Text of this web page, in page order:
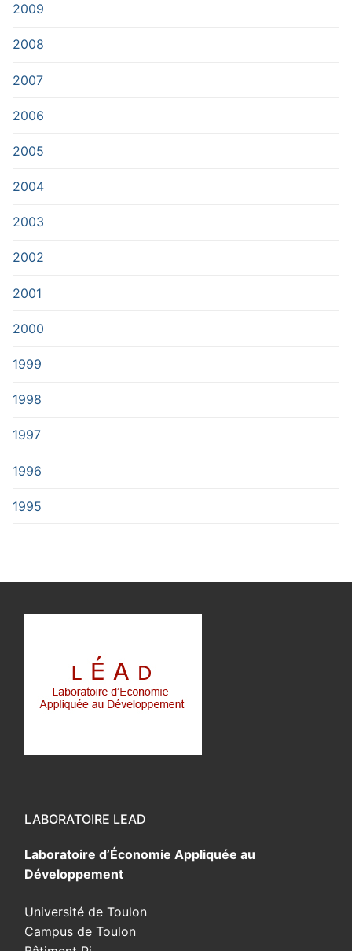
2009
2008
2007
2006
2005
2004
2003
2002
2001
2000
1999
1998
1997
1996
1995
LABORATOIRE LEAD
Laboratoire d’Économie Appliquée au
Développement
Université de Toulon
Campus de Toulon